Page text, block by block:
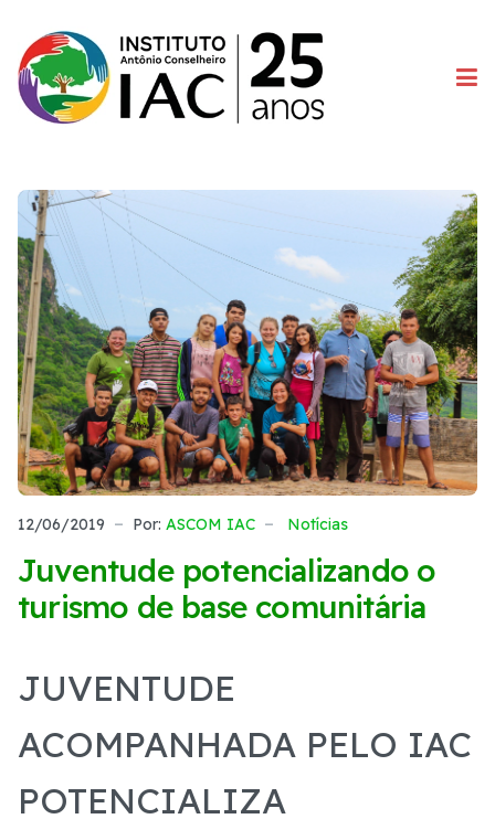
12/06/2019 Por: ASCOM IAC Notícias
Juventude potencializando o
turismo de base comunitária
JUVENTUDE
ACOMPANHADA PELO IAC
POTENCIALIZA